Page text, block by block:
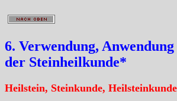
6. Verwendung,
der Steinheilkunde*
Heilstein, Steinkunde, Heilsteinkunde